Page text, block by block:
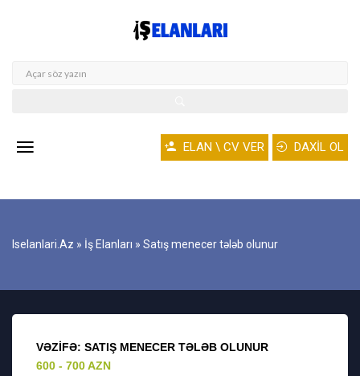
ELAN \ CV VER DAXİL OL
Iselanlari.az » İş Elanları » Satış menecer tələb olunur
VƏZIFƏ: SATIŞ MENECER TƏLƏB OLUNUR
600 - 700 AZN